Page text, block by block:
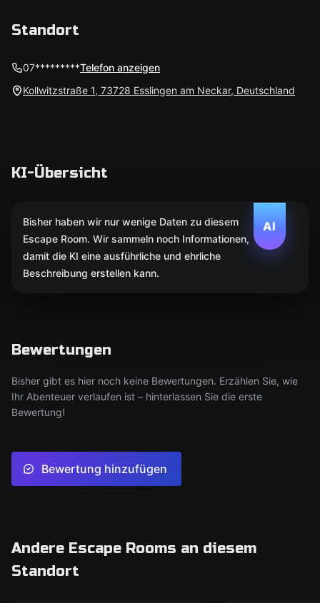
Standort
07*********Telefon anzeigen
Kollwitzstraße 1, 73728 Esslingen am Neckar, Deutschland
KI-Übersicht
AI
Bisher haben wir nur wenige Daten zu diesem
Escape Room. Wir sammeln noch Informationen,
damit die KI eine ausführliche und ehrliche
Beschreibung erstellen kann.
Bewertungen
Bisher gibt es hier noch keine Bewertungen. Erzählen Sie, wie
Ihr Abenteuer verlaufen ist – hinterlassen Sie die erste
Bewertung!
Bewertung hinzufügen
Andere Escape Rooms an diesem
Standort